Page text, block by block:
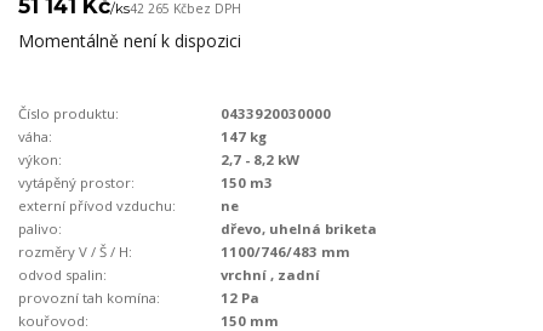
51 141 Kč/ks42 265 Kčbez DPH
Momentálně není k dispozici
Číslo produktu:
0433920030000
váha:
147 kg
výkon:
2,7 - 8,2 kW
vytápěný prostor:
150 m3
externí přívod vzduchu:
ne
palivo:
dřevo, uhelná briketa
rozměry V / Š / H:
1100/746/483 mm
odvod spalin:
vrchní , zadní
provozní tah komína:
12 Pa
kouřovod:
150 mm